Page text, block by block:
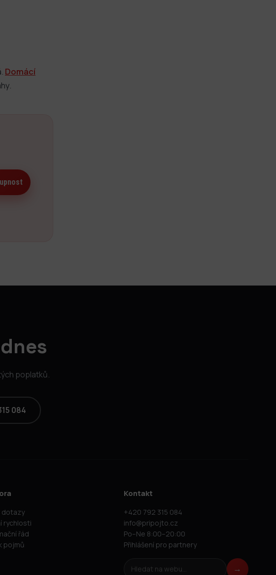
Domácí
poplatků.
084
rychlosti
řád
pojmů
Kontakt
+420 792 315 084
info@pripojto.cz
Po–Ne 8:00–20:00
Přihlášení pro partnery
Hledat na webu →